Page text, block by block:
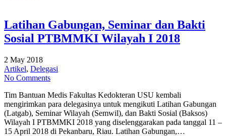
Latihan Gabungan, Seminar dan Bakti
Sosial PTBMMKI Wilayah I 2018
2 May 2018
Artikel, Delegasi
No Comments
Tim Bantuan Medis Fakultas Kedokteran USU kembali
mengirimkan para delegasinya untuk mengikuti Latihan Gabungan
(Latgab), Seminar Wilayah (Semwil), dan Bakti Sosial (Baksos)
Wilayah I PTBMMKI 2018 yang diselenggarakan pada tanggal 11 –
15 April 2018 di Pekanbaru, Riau. Latihan Gabungan,…